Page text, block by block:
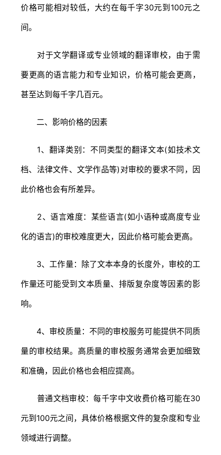
价格可能相对较低，大约在每千字30元到100元之
间。
对于文学翻译或专业领域的翻译审校，由于需
要更高的语言能力和专业知识，价格可能会更高，
甚至达到每千字几百元。
二、影响价格的因素
1、翻译类别：不同类型的翻译文本(如技术文
档、法律文件、文学作品等)对审校的要求不同，因
此价格也会有所差异。
2、语言难度：某些语言(如小语种或高度专业
化的语言)的审校难度更大，因此价格可能会更高。
3、工作量：除了文本本身的长度外，审校的工
作量还可能受到文本质量、排版复杂度等因素的影
响。
4、审校质量：不同的审校服务可能提供不同质
量的审校结果。高质量的审校服务通常会更加细致
和准确，因此价格也会相应提高。
普通文档审校：每千字中文收费价格可能在30
元到100元之间，具体价格根据文件的复杂度和专业
领域进行调整。